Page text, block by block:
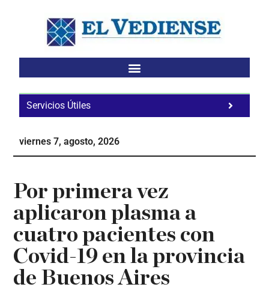
Servicios Útiles
viernes 7, agosto, 2026
Por primera vez
aplicaron plasma a
cuatro pacientes con
Covid-19 en la provincia
de Buenos Aires